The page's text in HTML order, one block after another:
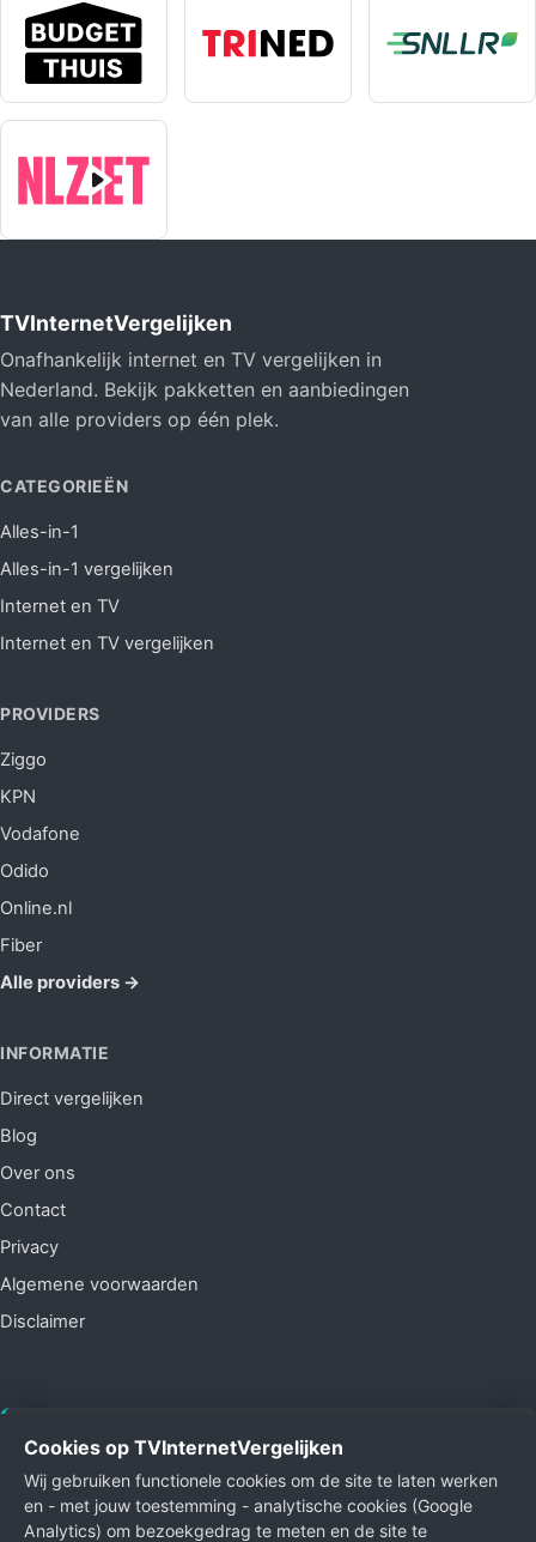
TVInternetVergelijken
Onafhankelijk internet en TV vergelijken in
Nederland. Bekijk pakketten en aanbiedingen
van alle providers op één plek.
CATEGORIEËN
Alles-in-1
Alles-in-1 vergelijken
Internet en TV
Internet en TV vergelijken
PROVIDERS
Ziggo
KPN
Vodafone
Odido
Online.nl
Fiber
Alle providers →
INFORMATIE
Direct vergelijken
Blog
Over ons
Contact
Privacy
Algemene voorwaarden
Disclaimer
Affiliate-relatie: Wij ontvangen commissie via
Breedbandwinkel.nl wanneer je via onze site een abonnement
afsluit. Dit beïnvloedt de volgorde of beoordelingen niet - alle
providers worden onafhankelijk vergeleken.
Cookies op TVInternetVergelijken
Wij gebruiken functionele cookies om de site te laten werken
en - met jouw toestemming - analytische cookies (Google
Analytics) om bezoekgedrag te meten en de site te